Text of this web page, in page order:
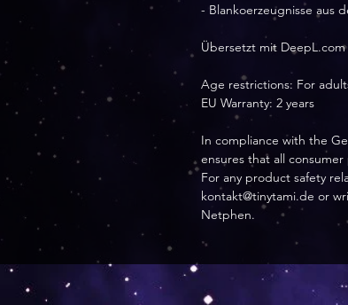
- Blankoerzeugnisse aus
Übersetzt mit DeepL.com
Age restrictions: For
EU Warranty: 2 years
In compliance with the
ensures that all
kontakt@tinytami.de or
Netphen.